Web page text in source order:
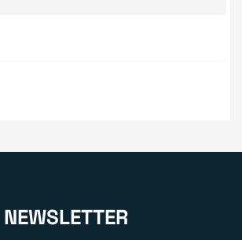
NEWSLETTER